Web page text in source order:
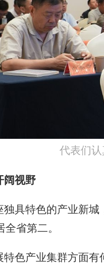
代表们
阔视野
特色的产业新城
省第二。
产业集群方面有